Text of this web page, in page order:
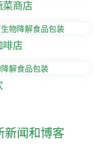
菜商店
啡店
新闻和博客